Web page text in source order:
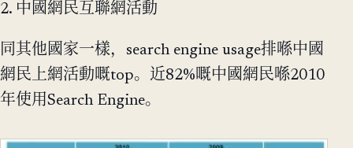
2. 中國網民互聯網活動
同其他國家一樣，search engine usage排喺中國
網民上網活動嘅top。近82%嘅中國網民喺2010
年使用Search Engine。